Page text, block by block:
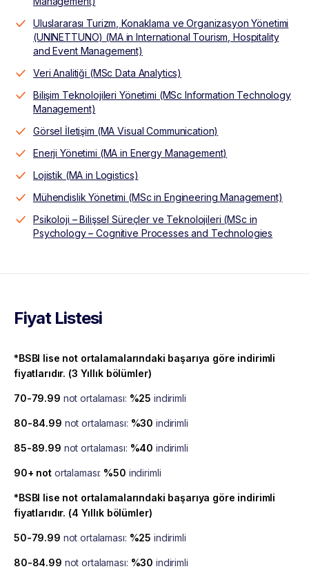
Uluslararası Turizm, Konaklama ve Organizasyon Yönetimi
(UNINETTUNO) (MA in International Tourism, Hospitality
and Event Management)
Veri Analitiği (MSc Data Analytics)
Bilişim Teknolojileri Yönetimi (MSc Information Technology
Management)
Görsel İletişim (MA Visual Communication)
Enerji Yönetimi (MA in Energy Management)
Lojistik (MA in Logistics)
Mühendislik Yönetimi (MSc in Engineering Management)
Psikoloji – Bilişsel Süreçler ve Teknolojileri (MSc in
Psychology – Cognitive Processes and Technologies
Fiyat Listesi
*BSBI lise not ortalamalarındaki başarıya göre indirimli
fiyatlarıdır. (3 Yıllık bölümler)
70-79.99 not ortalaması: %25 indirimli
80-84.99 not ortalaması: %30 indirimli
85-89.99 not ortalaması: %40 indirimli
90+ not ortalaması: %50 indirimli
*BSBI lise not ortalamalarındaki başarıya göre indirimli
fiyatlarıdır. (4 Yıllık bölümler)
50-79.99 not ortalaması: %25 indirimli
80-84.99 not ortalaması: %30 indirimli